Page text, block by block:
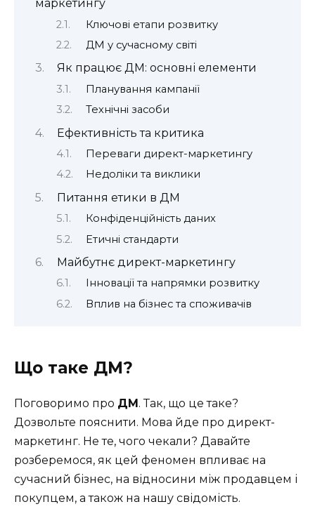
маркетингу
Ключові етапи розвитку
ДМ у сучасному світі
Як працює ДМ: основні елементи
Планування кампанії
Технічні засоби
Ефективність та критика
Переваги директ-маркетингу
Недоліки та виклики
Питання етики в ДМ
Конфіденційність даних
Етичні стандарти
Майбутнє директ-маркетингу
Інновації та напрямки розвитку
Вплив на бізнес та споживачів
Що таке ДМ?
Поговоримо про ДМ . Так, що це таке?
Дозвольте пояснити. Мова йде про директ-
маркетинг. Не те, чого чекали? Давайте
розберемося, як цей феномен впливає на
сучасний бізнес, на відносини між продавцем і
покупцем, а також на нашу свідомість.